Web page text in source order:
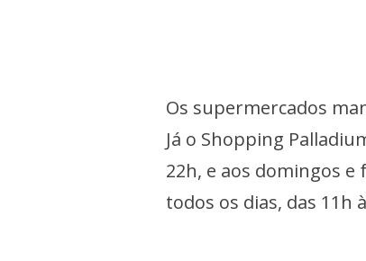
Os supermercados
Já o Shopping
22h, e aos domingos e
todos os dias, das 11h